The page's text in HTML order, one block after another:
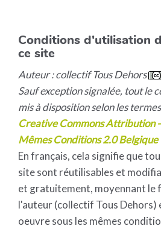
Conditions d'utilisation
ce site
Auteur : collectif Tous Dehors
Sauf exception signalée, tout le
mis à disposition selon les
Creative Commons Attribution
Mêmes Conditions 2.0 Belgique
En français, cela signifie que
site sont réutilisables et
et gratuitement, moyennant le
l'auteur (collectif Tous Dehors)
oeuvre sous les mêmes